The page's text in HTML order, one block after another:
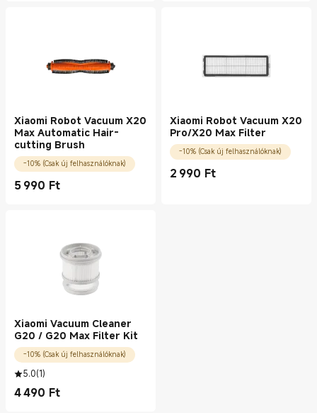
Xiaomi Robot Vacuum X20
Max Automatic Hair-
cutting Brush
-10% (Csak új felhasználóknak)
5 990 Ft
Current Price Ft5990.00
Xiaomi Robot Vacuum X20
Pro/X20 Max Filter
-10% (Csak új felhasználóknak)
2 990 Ft
Current Price Ft2990.00
Xiaomi Vacuum Cleaner
G20 / G20 Max Filter Kit
-10% (Csak új felhasználóknak)
5.0(1)
4 490 Ft
Current Price Ft4490.00